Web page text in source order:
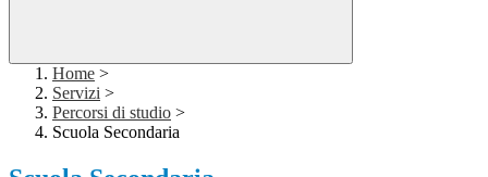
Home >
Servizi >
Percorsi di studio >
Scuola Secondaria